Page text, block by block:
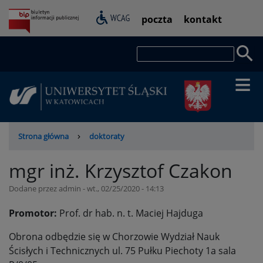
Przejdź
do
treści
Pasek
dostępności
poczta kontakt
Ścieżka
Strona główna doktoraty
mgr inż. Krzysztof Czakon
Dodane przez admin -wt., 02/25/2020 - 14:13
Promotor: Prof. dr hab. n. t. Maciej Hajduga
Obrona odbędzie się w Chorzowie Wydział Nauk
Ścisłych i Technicznych ul. 75 Pułku Piechoty 1a sala